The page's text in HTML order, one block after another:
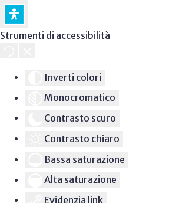
Strumenti di accessibilità
Inverti colori
Monocromatico
Contrasto scuro
Contrasto chiaro
Bassa saturazione
Alta saturazione
Evidenzia link